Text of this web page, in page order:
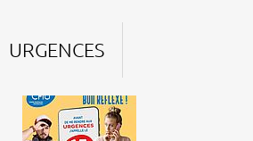
URGENCES